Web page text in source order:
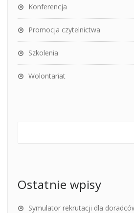
Konferencja
Promocja czytelnictwa
Szkolenia
Wolontariat
Ostatnie wpisy
Symulator rekrutacji dla